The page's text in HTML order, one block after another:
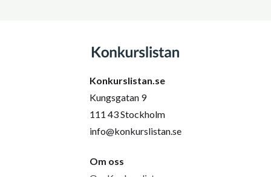
Konkurslistan.se
Kungsgatan 9
111 43 Stockholm
info@konkurslistan.se
Om oss